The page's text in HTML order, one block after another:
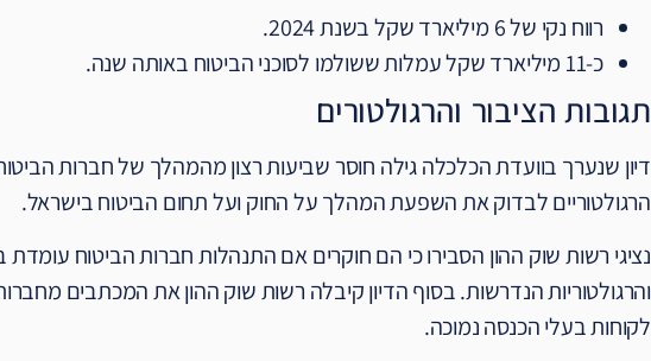
רווח נקי של 6 מיליארד שקל בשנת 2024.
כ-11 מיליארד שקל עמלות ששולמו לסוכני הביטוח באותה שנה.
תגובות הציבור והרגולטורים
דיון שנערך בוועדת הכלכלה גילה חוסר שביעות רצון מהמהלך של חברות
הרגולטוריים לבדוק את השפעת המהלך על החוק ועל תחום הביטוח בישראל.
נציגי רשות שוק ההון הסבירו כי הם חוקרים אם התנהלות חברות הביטוח
והרגולטוריות הנדרשות. בסוף הדיון קיבלה רשות שוק ההון את המכתבים
לקוחות בעלי הכנסה נמוכה.